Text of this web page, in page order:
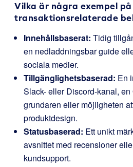
Vilka är några exempel på
transaktionsrelaterade
Innehållsbaserat: Tidig
en nedladdningsbar guide
sociala medier.
Tillgänglighetsbaserad: En
Slack- eller Discord-kanal,
grundaren eller möjligheten
produktdesign.
Statusbaserad: Ett unikt
avsnittet med recensioner
kundsupport.